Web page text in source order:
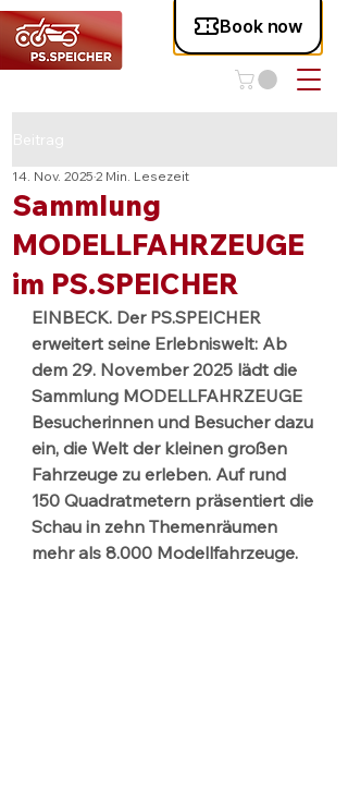
Sammlung
MODELLFAHRZEUGE
im PS.SPEICHER
14. Nov. 2025 2 Min. Lesezeit
EINBECK. Der PS.SPEICHER
erweitert seine Erlebniswelt: Ab
dem 29. November 2025 lädt die
Sammlung MODELLFAHRZEUGE
Besucherinnen und Besucher dazu
ein, die Welt der kleinen großen
Fahrzeuge zu erleben. Auf rund
150 Quadratmetern präsentiert die
Schau in zehn Themenräumen
mehr als 8.000 Modellfahrzeuge.